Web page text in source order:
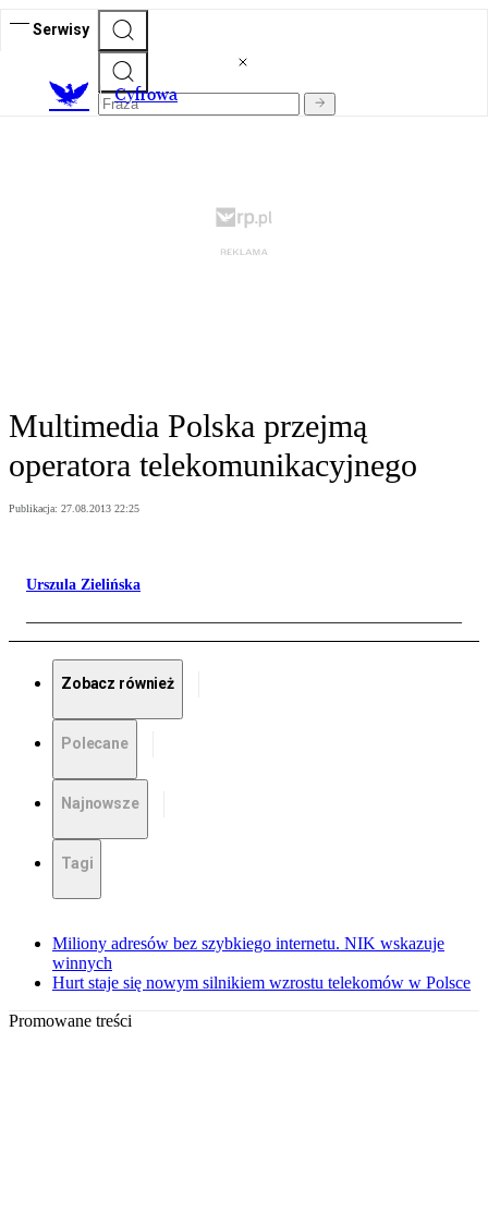
Serwisy
Cyfrowa
Multimedia Polska przejmą
operatora telekomunikacyjnego
Publikacja: 27.08.2013 22:25
Urszula Zielińska
Zobacz również
Polecane
Najnowsze
Tagi
Miliony adresów bez szybkiego internetu. NIK wskazuje
winnych
Hurt staje się nowym silnikiem wzrostu telekomów w Polsce
Promowane treści